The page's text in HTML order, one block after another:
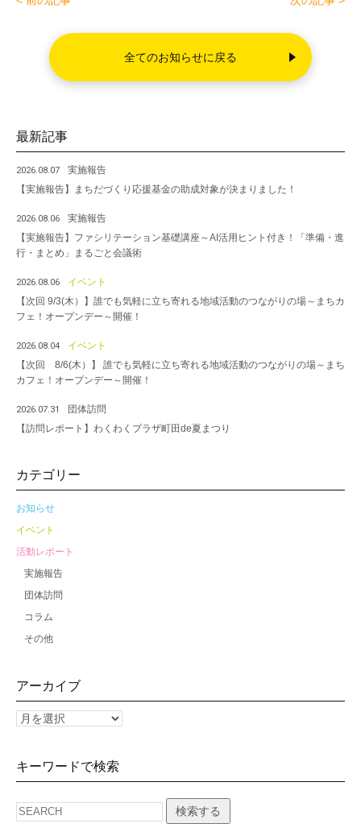
o
o
全てのお知らせに戻る
最新記事
2026.08.07
実施報告
【実施報告】まちだづくり応援基金の助成対象が決まりました！
2026.08.06
実施報告
【実施報告】ファシリテーション基礎講座～AI活用ヒント付き！「準備・進
行・まとめ」まるごと会議術
2026.08.06
イベント
【次回 9/3(木）】誰でも気軽に立ち寄れる地域活動のつながりの場～まちカ
フェ！オープンデー～開催！
2026.08.04
イベント
【次回 8/6(木）】 誰でも気軽に立ち寄れる地域活動のつながりの場～まち
カフェ！オープンデー～開催！
2026.07.31
団体訪問
【訪問レポート】わくわくプラザ町田de夏まつり
カテゴリー
お知らせ
イベント
活動レポート
実施報告
団体訪問
コラム
その他
アーカイブ
キーワードで検索
検索する